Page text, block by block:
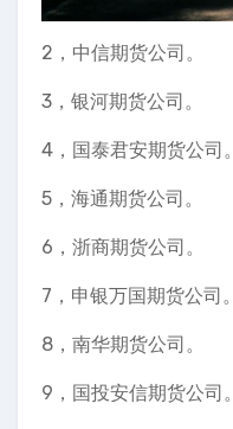
2，中信期货公司。
3，银河期货公司。
4，国泰君安期货公司。
5，海通期货公司。
6，浙商期货公司。
7，申银万国期货公司。
8，南华期货公司。
9，国投安信期货公司。